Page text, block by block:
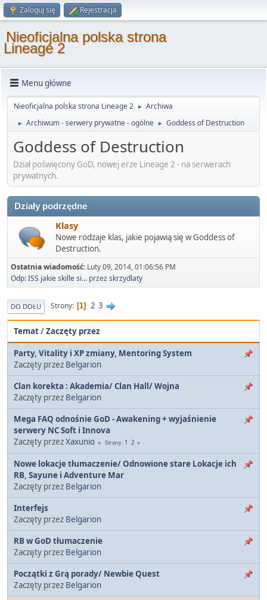
Zaloguj się Rejestracja
Nieoficjalna polska strona
Lineage 2
Menu główne
Nieoficjalna polska strona Lineage 2 ► Archiwa
► Archiwum - serwery prywatne - ogólne ► Goddess of Destruction
Goddess of Destruction
Dział poświęcony GoD, nowej erze Lineage 2 - na serwerach
prywatnych.
Działy podrzędne
Klasy
Nowe rodzaje klas, jakie pojawią się w Goddess of
Destruction.
Ostatnia wiadomość: Luty 09, 2014, 01:06:56 PM
Odp: ISS jakie skille si... przezskrzydlaty
DO DOŁU Strony 1 2 3
Temat/Zaczęty przez
Party, Vitality i XP zmiany, Mentoring System
Zaczęty przez Belgarion
Clan korekta : Akademia/ Clan Hall/ Wojna
Zaczęty przez Belgarion
Mega FAQ odnośnie GoD - Awakening + wyjaśnienie
serwery NC Soft i Innova
Zaczęty przezXaxunio Strony 1 2
Nowe lokacje tłumaczenie/ Odnowione stare Lokacje ich
RB, Sayune i Adventure Mar
Zaczęty przez Belgarion
Interfejs
Zaczęty przez Belgarion
RB w GoD tłumaczenie
Zaczęty przez Belgarion
Początki z Grą porady/ Newbie Quest
Zaczęty przez Belgarion